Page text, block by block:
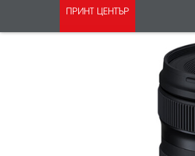
ПРИНТ ЦЕНТЪР